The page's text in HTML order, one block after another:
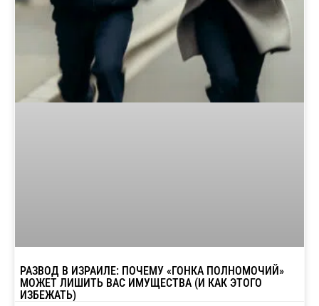
РАЗВОД В ИЗРАИЛЕ: ПОЧЕМУ «ГОНКА ПОЛНОМОЧИЙ»
МОЖЕТ ЛИШИТЬ ВАС ИМУЩЕСТВА (И КАК ЭТОГО
ИЗБЕЖАТЬ)